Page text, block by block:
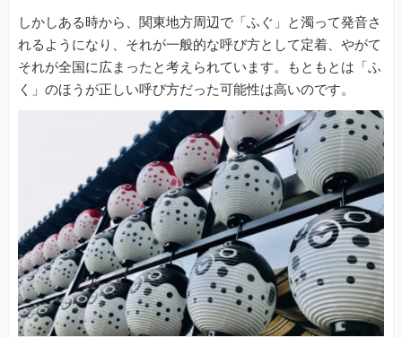
しかしある時から、関東地方周辺で「ふぐ」と濁って発音さ
れるようになり、それが一般的な呼び方として定着、やがて
それが全国に広まったと考えられています。もともとは「ふ
く」のほうが正しい呼び方だった可能性は高いのです。